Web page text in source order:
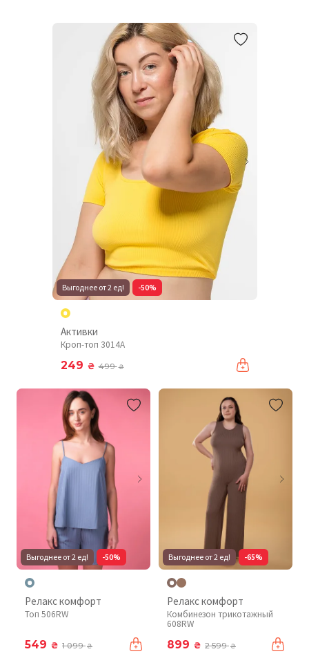
Выгоднее от 2 ед! -50%
Активки
Кроп-топ 3014A
249 ₴ 499₴
Выгоднее от 2 ед! -50%
Релакс комфорт
Топ 506RW
549 ₴ 1 099₴
Выгоднее от 2 ед! -65%
Релакс комфорт
Комбинезон трикотажный
608RW
899 ₴ 2 599₴